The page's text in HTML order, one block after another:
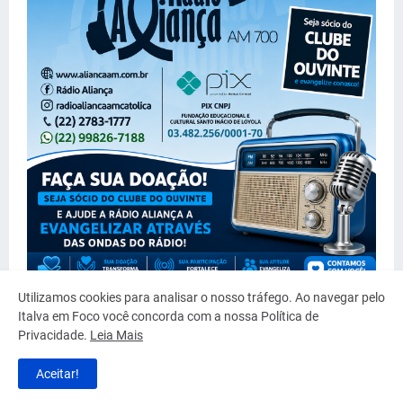
Utilizamos cookies para analisar o nosso tráfego. Ao navegar pelo
Italva em Foco você concorda com a nossa Política de
Privacidade. Leia Mais
Aceitar!